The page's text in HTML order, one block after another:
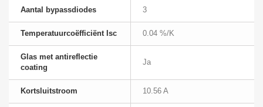
Aantal bypassdiodes 3
Temperatuurcoëfficiënt Isc 0.04 %/K
Glas met antireflectie
coating
Ja
Kortsluitstroom 10.56 A